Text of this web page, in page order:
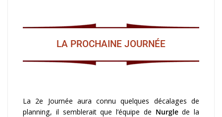
LA PROCHAINE JOURNÉE
La 2e Journée aura connu quelques décalages de
planning, il semblerait que l’équipe de Nurglede la